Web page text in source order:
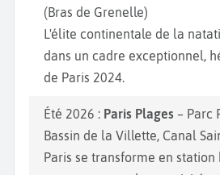
(Bras de Grenelle)
L'élite continentale de la
dans un cadre exceptionnel,
de Paris 2024.
Été 2026 : Paris Plages – Parc
Bassin de la Villette, Canal
Paris se transforme en